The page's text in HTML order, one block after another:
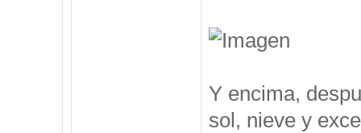
Y encima,
sol, nieve y